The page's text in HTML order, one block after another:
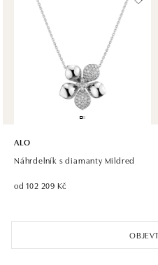
ALO diamonds,
Roztylská 2321/19, 148 00
tel.: +420 773 585 559, +420
dnes otevřeno do 21:00
ALO diamonds Hilton,
otevřeno v Pondělí od 09:00
Einsteinova 18, 851 01
ALO
Náhrdelník s diamanty Mildred
od 102 209 Kč